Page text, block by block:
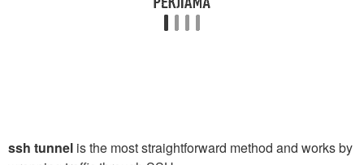
ssh tunnel is the most straightforward method and works by